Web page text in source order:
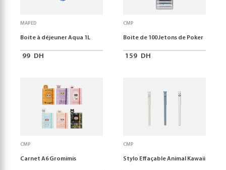
MAPED
Boite à déjeuner Aqua 1L
99 DH
CMP
Boite de 100 Jetons de Poker
159 DH
CMP
Carnet A6 Gromimis
CMP
Stylo Effaçable Animal Kawaii